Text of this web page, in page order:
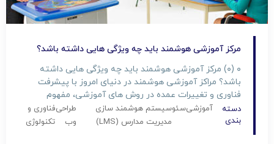
مرکز آموزشی هوشمند باید چه ویژگی هایی داشته باشد؟
۰ (۰) مرکز آموزشی هوشمند باید چه ویژگی هایی داشته
باشد؟ مراکز آموزشی هوشمند در دنیای امروز با پیشرفت
فناوری و تغییرات عمده در روش های آموزشی، مفهوم
آموزش نیز تغییر کرده است. یک مرکز آموزشی هوشمند نه
تنها به انتقال دانش محدود نمی‌شود بلکه باید ابزارها و
دسته
بندی
آموزشیسئوسیستم هوشمند سازی
مدیریت مدارس (LMS)
طراحی
وب
فناوری و
تکنولوژی